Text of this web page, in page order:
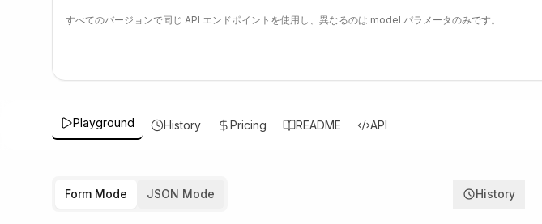
すべてのバージョンで同じ API エンドポイントを使用し、異なるのは model パラメータのみです。
Playground History Pricing README API
Form Mode JSON Mode History